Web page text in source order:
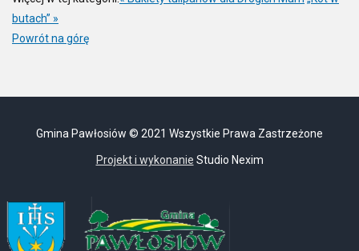
butach” »
Powrót na górę
Gmina Pawłosiów © 2021 Wszystkie Prawa Zastrzeżone
Projekt i wykonanie Studio Nexim